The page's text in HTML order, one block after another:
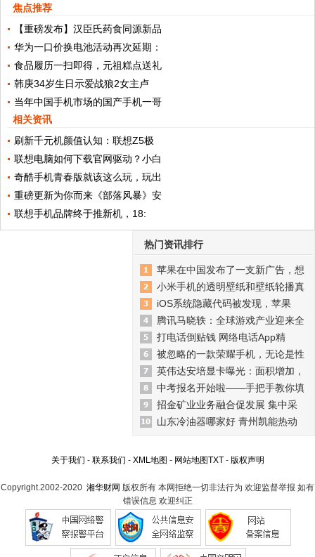
焦点推荐
【重磅发布】汉臣氏药食同源新品
华为一口价换电池活动再次延期：
食品履历一扫即得，元祖糕点送礼
韩庚34岁生日示爱战狼2女主卢
当年中国手机市场的国产手机一哥
相关资讯
刷新千元机颜值认知：联想Z5极
联想电脑如何下载官网驱动？小白
奇酷手机青春版就该这么玩，玩出
重磅更新为你而来《部落风暴》安
联想手机品牌终于推新机，18:
热门资讯排行
苹果在中国发布了一支新广告，想
小米手机的透明壁纸和壁纸轮播真
iOS系统隐藏代码被发现，苹果
腾讯马晓轶：全球游戏产业迎来全
打电话倒贴钱 网络电话App精
被忽略的一款荣耀手机，无论是性
英伟达安培显卡曝光：面积增加，
中考报名开始啦——手把手教你填
招金矿业业务融合促发展 集中采
山东冷油器哪家好 青州凯能热动
关于我们 - 联系我们 - XML地图 - 网站地图TXT- 版权声明
Copyright.2002-2020 湘华财网 版权所有 本网拒绝一切非法行为 欢迎监督举报 如有
错误信息 欢迎纠正